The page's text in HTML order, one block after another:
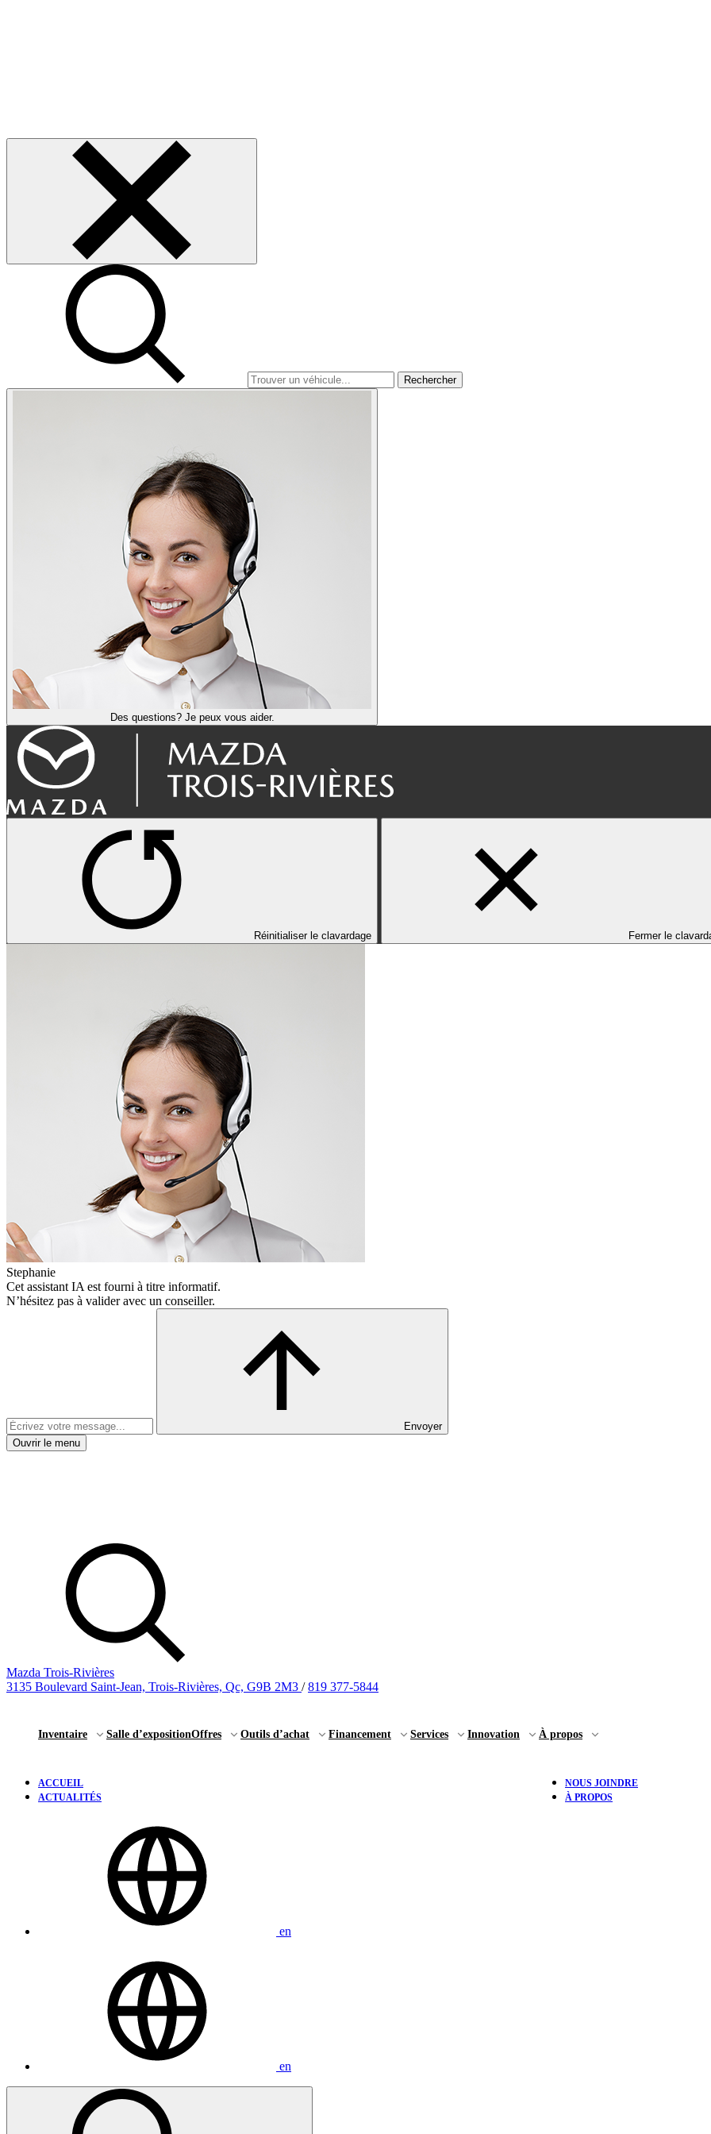
Rechercher
Des questions? Je peux vous aider.
Réinitialiser le clavardage Fermer le
Stephanie
Cet assistant IA est fourni à titre informatif.
N’hésitez pas à valider avec un conseiller.
Envoyer
Ouvrir le menu
Mazda Trois-Rivières
3135 Boulevard Saint-Jean, Trois-Rivières, Qc, G9B 2M3 / 819 377-5844
Inventaire Salle d’expositionOffres Outils d’achat Financement Services Innovation À propos
ACCUEIL
NOUS JOINDRE
ACTUALITÉS
À PROPOS
en
en